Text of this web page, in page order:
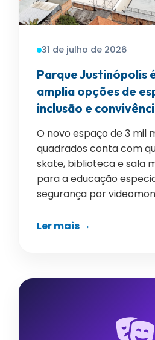
31 de julho de 2026
Parque Justinópolis
amplia opções de
inclusão e
O novo espaço de 3 mil
quadrados conta com
skate, biblioteca e sala
para a educação
segurança por
Ler mais